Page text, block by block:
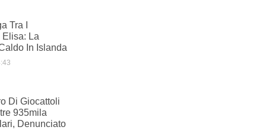
Tra I
La
In Islanda
Di Giocattoli
935mila
Denunciato